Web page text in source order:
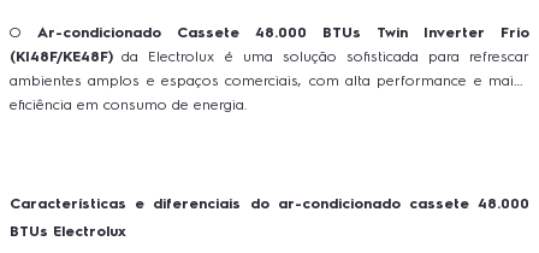
O Ar-condicionado Cassete 48.000 BTUs Twin Inverter Frio
(KI48F/KE48F) da Electrolux é uma solução sofisticada para refrescar
ambientes amplos e espaços comerciais, com alta performance e maior
eficiência em consumo de energia.
Características e diferenciais do ar-condicionado cassete 48.000
BTUs Electrolux